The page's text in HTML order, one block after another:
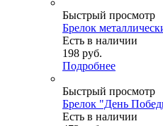
Быстрый просмотр
Брелок
Есть в наличии
198 руб.
Подробнее
Быстрый просмотр
Брелок "День
Есть в наличии